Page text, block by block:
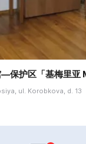
保护区「基梅里亚
ul. Korobkova, d. 13